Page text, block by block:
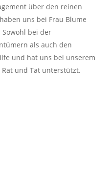
über den reinen
uns bei Frau Blume
bei der
als auch den
und hat uns bei unserem
und Tat unterstützt.